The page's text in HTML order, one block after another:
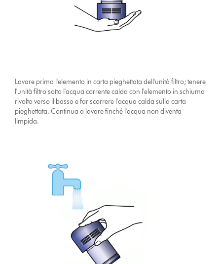
Lavare prima l'elemento in carta pieghettata dell'unità filtro; tenere
l'unità filtro sotto l'acqua corrente calda con l'elemento in schiuma
rivolto verso il basso e far scorrere l'acqua calda sulla carta
pieghettata. Continua a lavare finché l'acqua non diventa
limpida.